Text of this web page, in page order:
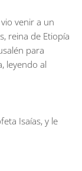
venir a un
reina de Etiopía
para
leyendo al
Isaías, y le